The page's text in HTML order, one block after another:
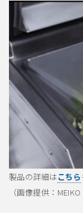
製品の詳細はこちら
（画像提供：